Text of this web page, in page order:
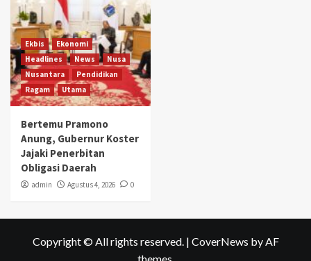
Ekbis
Ekonomi
Headlines
News
Nusa
Nusantara
Pendidikan
Ragam
Utama
Bertemu Pramono
Anung, Gubernur Koster
Jajaki Penerbitan
Obligasi Daerah
admin Agustus 4, 2026 0
Copyright © All rights reserved. | CoverNews by AF